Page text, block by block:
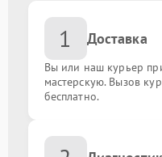
Замена памяти
1 Доставка
Вы или наш курьер
мастерскую. Вызов
бесплатно.